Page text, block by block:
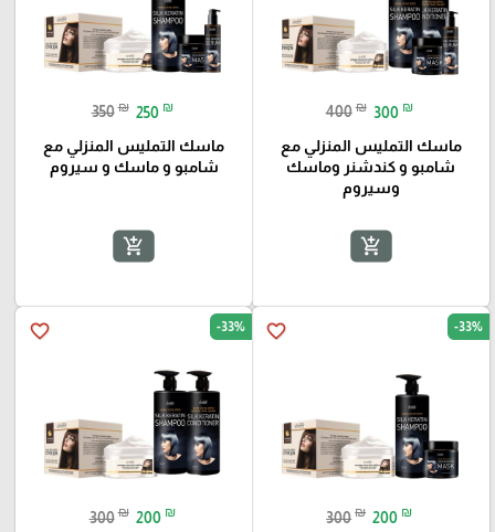
400 ₪ 300 ₪
ماسك التمليس المنزلي مع
شامبو و كندشنر وماسك
وسيروم
add_shopping_cart
350 ₪ 250 ₪
ماسك التمليس المنزلي مع
شامبو و ماسك و سيروم
add_shopping_cart
favorite_border -33%
300 ₪ 200 ₪
favorite_border -33%
300 ₪ 200 ₪